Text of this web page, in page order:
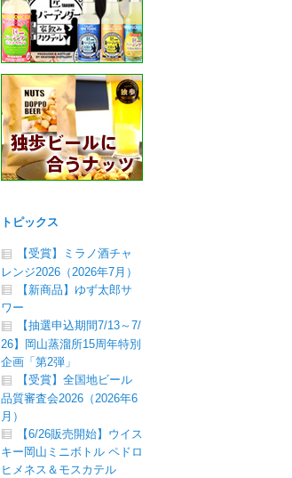
トピックス
【受賞】ミラノ酒チャ
レンジ2026（2026年7月）
【新商品】ゆず太郎サ
ワー
【抽選申込期間7/13～7/
26】岡山蒸溜所15周年特別
企画「第2弾」
【受賞】全国地ビール
品質審査会2026（2026年6
月）
【6/26販売開始】ウイス
キー岡山ミニボトル ペドロ
ヒメネス＆モスカテル